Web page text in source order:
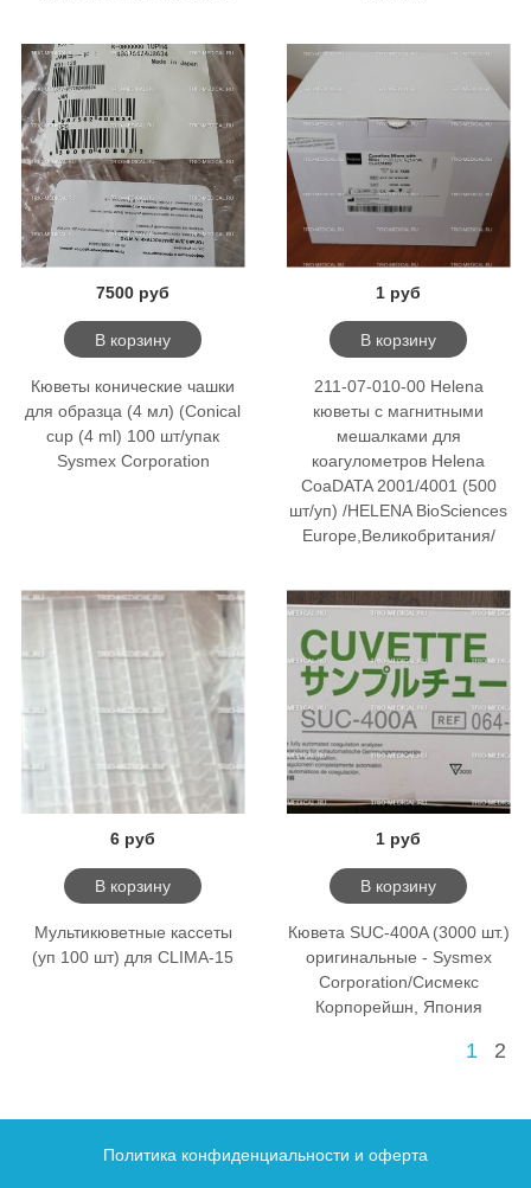
7500 руб
В корзину
Кюветы конические чашки
для образца (4 мл) (Conical
cup (4 ml) 100 шт/упак
Sysmex Corporation
1 руб
В корзину
211-07-010-00 Helena
кюветы с магнитными
мешалками для
коагулометров Helena
CoaDATA 2001/4001 (500
шт/уп) /HELENA BioSciences
Europe,Великобритания/
6 руб
В корзину
Мультикюветные кассеты
(уп 100 шт) для CLIMA-15
1 руб
В корзину
Кювета SUC-400A (3000 шт.)
оригинальные - Sysmex
Corporation/Сисмекс
Корпорейшн, Япония
1 2
Политика конфиденциальности и оферта